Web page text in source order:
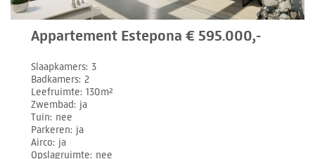
Appartement Estepona € 595.000,-
Slaapkamers 3
Badkamers 2
Leefruimte 130m²
Zwembad ja
Tuin nee
Parkeren ja
Airco ja
Opslagruimte nee